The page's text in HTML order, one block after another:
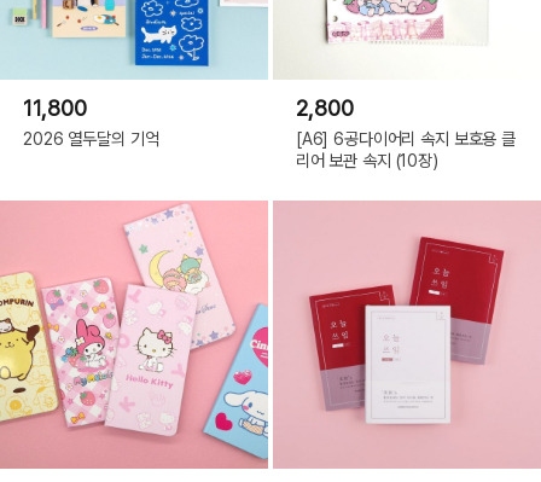
11,800
2026 열두달의 기억
2,800
[A6] 6공다이어리 속지 보호용 클
리어 보관 속지 (10장)